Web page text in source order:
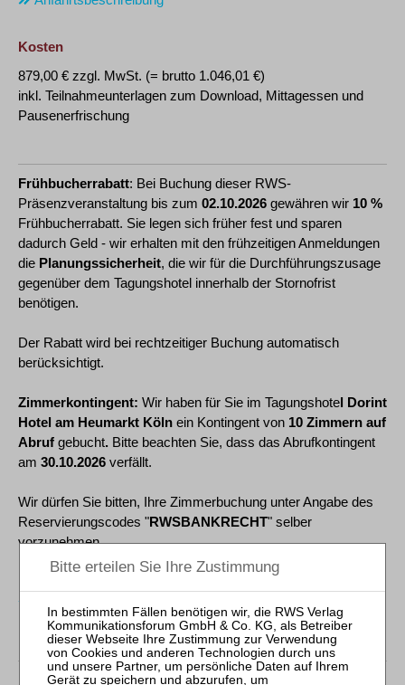
Kosten
879,00 € zzgl. MwSt. (= brutto 1.046,01 €)
inkl. Teilnahmeunterlagen zum Download, Mittagessen und
Pausenerfrischung
Frühbucherrabatt: Bei Buchung dieser RWS-
Präsenzveranstaltung bis zum 02.10.2026 gewähren wir 10 %
Frühbucherrabatt. Sie legen sich früher fest und sparen
dadurch Geld - wir erhalten mit den frühzeitigen Anmeldungen
die Planungssicherheit, die wir für die Durchführungszusage
gegenüber dem Tagungshotel innerhalb der Stornofrist
benötigen.
Der Rabatt wird bei rechtzeitiger Buchung automatisch
berücksichtigt.
Zimmerkontingent: Wir haben für Sie im Tagungshotel Dorint
Hotel am Heumarkt Köln ein Kontingent von 10 Zimmern auf
Abruf gebucht. Bitte beachten Sie, dass das Abrufkontingent
am 30.10.2026 verfällt.
Wir dürfen Sie bitten, Ihre Zimmerbuchung unter Angabe des
Reservierungscodes "RWSBANKRECHT" selber
vorzunehmen.
+49 221 2806-0